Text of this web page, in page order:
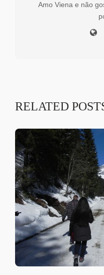
Amo Viena e não
RELATED